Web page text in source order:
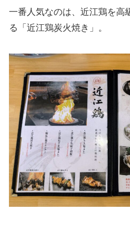
一番人気なのは、近江鶏を高
る「近江鶏炭火焼き」。